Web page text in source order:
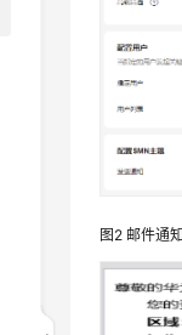
图2 邮件通